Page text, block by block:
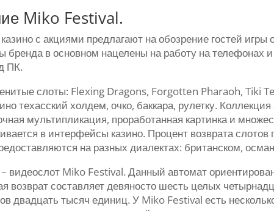
Miko Festival.
с акциями предлагают на обозрение гостей игры
бренда в основном нацелены на работу на телефонах
ПК.
слоты: Flexing Dragons, Forgotten Pharaoh, Tiki
техасский холдем, очко, баккара, рулетку.
мультипликация, проработанная картинка и
в интерфейсы казино. Процент возврата
на разных диалектах: британском,
видеослот Miko Festival. Данный автомат
возврат составляет девяносто шесть целых
двадцать тысяч единиц. У Miko Festival есть